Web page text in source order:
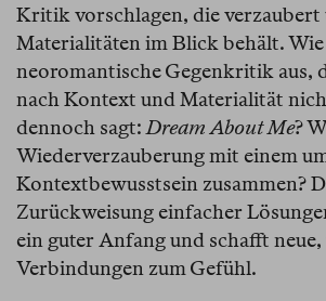
Kritik vorschlagen, die
Materialitäten im Blick behält. Wie
neoromantische Gegenkritik aus,
nach Kontext und Materialität
dennoch sagt:Dream About Me?
Wiederverzauberung mit einem
Kontextbewusstsein zusammen?
Zurückweisung einfacher
ein guter Anfang und schafft
Verbindungen zum Gefühl.